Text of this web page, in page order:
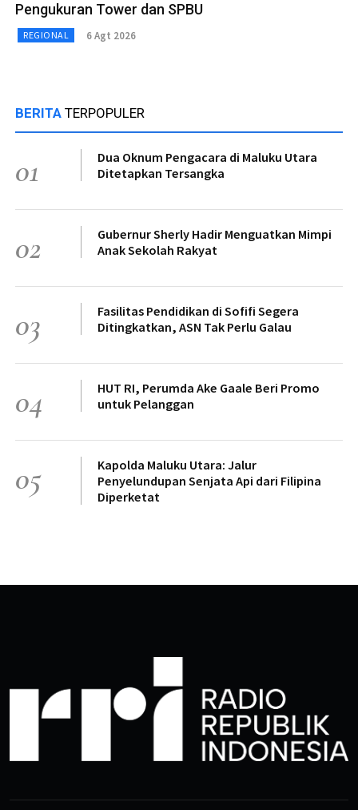
Pengukuran Tower dan SPBU
REGIONAL 6 Agt 2026
BERITA TERPOPULER
01
Dua Oknum Pengacara di Maluku Utara
Ditetapkan Tersangka
02
Gubernur Sherly Hadir Menguatkan Mimpi
Anak Sekolah Rakyat
03
Fasilitas Pendidikan di Sofifi Segera
Ditingkatkan, ASN Tak Perlu Galau
04
HUT RI, Perumda Ake Gaale Beri Promo
untuk Pelanggan
05
Kapolda Maluku Utara: Jalur
Penyelundupan Senjata Api dari Filipina
Diperketat